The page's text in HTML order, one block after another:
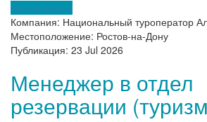
Откликнуться
Компания: Национальный туроператор
Местоположение: Ростов-на-Дону
Публикация: 23 Jul 2026
Менеджер в отдел
резервации